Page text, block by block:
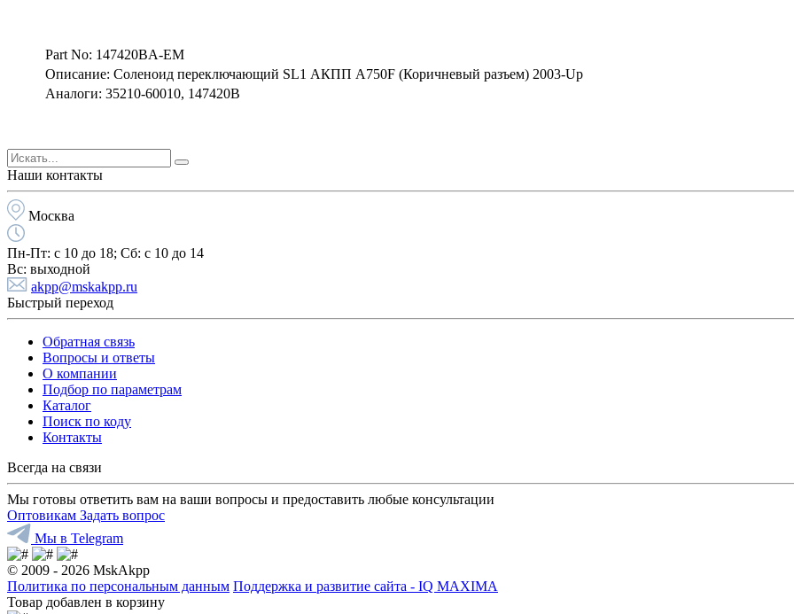
Part No: 147420BA-EM
Описание: Соленоид переключающий SL1 АКПП A750F (Коричневый разъем) 2003-Up
Аналоги: 35210-60010, 147420B
Наши контакты
Москва
Пн-Пт: с 10 до 18; Cб: с 10 до 14
Вс: выходной
akpp@mskakpp.ru
Быстрый переход
Обратная связь
Вопросы и ответы
О компании
Подбор по параметрам
Каталог
Поиск по коду
Контакты
Всегда на связи
Мы готовы ответить вам на ваши вопросы и предоставить любые консультации
Оптовикам Задать вопрос
Мы в Telegram
© 2009 - 2026 MskAkpp
Политика по персональным данным Поддержка и развитие сайта - IQ MAXIMA
Товар добавлен в корзину